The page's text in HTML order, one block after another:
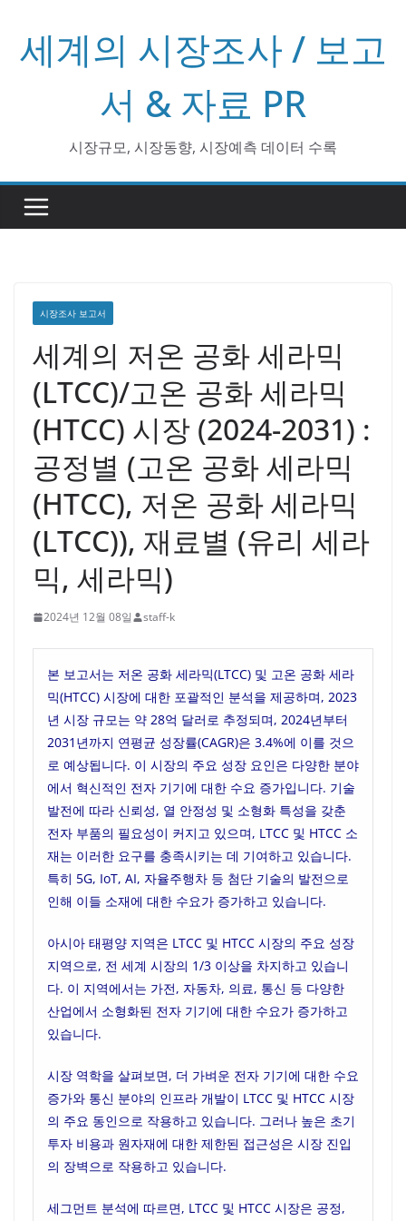
기
세계의 시장조사 / 보고
서 & 자료 PR
시장규모, 시장동향, 시장예측 데이터 수록
시장조사 보고서
세계의 저온 공화 세라믹
(LTCC)/고온 공화 세라믹
(HTCC) 시장 (2024-2031) :
공정별 (고온 공화 세라믹
(HTCC), 저온 공화 세라믹
(LTCC)), 재료별 (유리 세라
믹, 세라믹)
2024년 12월 08일 staff-k
본 보고서는 저온 공화 세라믹(LTCC) 및 고온 공화 세라
믹(HTCC) 시장에 대한 포괄적인 분석을 제공하며, 2023
년 시장 규모는 약 28억 달러로 추정되며, 2024년부터
2031년까지 연평균 성장률(CAGR)은 3.4%에 이를 것으
로 예상됩니다. 이 시장의 주요 성장 요인은 다양한 분야
에서 혁신적인 전자 기기에 대한 수요 증가입니다. 기술
발전에 따라 신뢰성, 열 안정성 및 소형화 특성을 갖춘
전자 부품의 필요성이 커지고 있으며, LTCC 및 HTCC 소
재는 이러한 요구를 충족시키는 데 기여하고 있습니다.
특히 5G, IoT, AI, 자율주행차 등 첨단 기술의 발전으로
인해 이들 소재에 대한 수요가 증가하고 있습니다.
아시아 태평양 지역은 LTCC 및 HTCC 시장의 주요 성장
지역으로, 전 세계 시장의 1/3 이상을 차지하고 있습니
다. 이 지역에서는 가전, 자동차, 의료, 통신 등 다양한
산업에서 소형화된 전자 기기에 대한 수요가 증가하고
있습니다.
시장 역학을 살펴보면, 더 가벼운 전자 기기에 대한 수요
증가와 통신 분야의 인프라 개발이 LTCC 및 HTCC 시장
의 주요 동인으로 작용하고 있습니다. 그러나 높은 초기
투자 비용과 원자재에 대한 제한된 접근성은 시장 진입
의 장벽으로 작용하고 있습니다.
세그먼트 분석에 따르면, LTCC 및 HTCC 시장은 공정,